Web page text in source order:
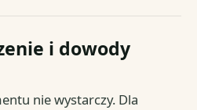
i dowody
nie wystarczy. Dla